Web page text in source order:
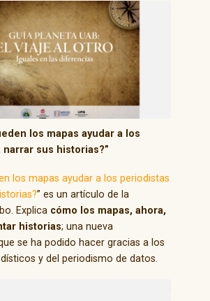
los mapas ayudar a los
sus historias?”
los mapas ayudar a los periodistas
” es un artículo de la
Explica cómo los mapas, ahora,
historias; una nueva
se ha podido hacer gracias a los
y del periodismo de datos.